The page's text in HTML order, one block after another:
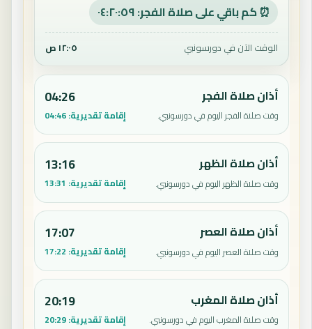
⏰ كم باقي على صلاة الفجر: ٠٤:٢٠:٥٨
الوقت الآن في دورسونبي ١٢:٠٥ ص
أذان صلاة الفجر
وقت صلاة الفجر اليوم في دورسونبي.
04:26
إقامة تقديرية:04:46
أذان صلاة الظهر
وقت صلاة الظهر اليوم في دورسونبي.
13:16
إقامة تقديرية: 13:31
أذان صلاة العصر
وقت صلاة العصر اليوم في دورسونبي.
17:07
إقامة تقديرية: 17:22
أذان صلاة المغرب
وقت صلاة المغرب اليوم في دورسونبي.
20:19
إقامة تقديرية:20:29